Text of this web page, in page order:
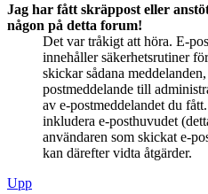
Jag har fått skräppost eller
någon på detta forum!
Det var tråkigt att höra. E-
innehåller säkerhetsrutiner
skickar sådana
postmeddelande till
av e-postmeddelandet du
inkludera e-posthuvudet
användaren som skickat e-
kan därefter vidta åtgärder.
Upp